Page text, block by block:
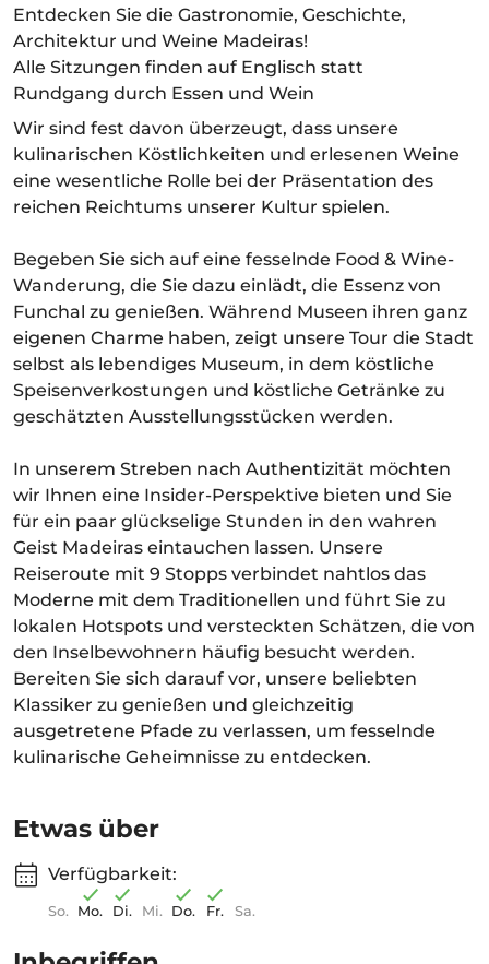
Entdecken Sie die Gastronomie, Geschichte,
Architektur und Weine Madeiras!
Alle Sitzungen finden auf Englisch statt
Rundgang durch Essen und Wein
Wir sind fest davon überzeugt, dass unsere
kulinarischen Köstlichkeiten und erlesenen Weine
eine wesentliche Rolle bei der Präsentation des
reichen Reichtums unserer Kultur spielen.
Begeben Sie sich auf eine fesselnde Food & Wine-
Wanderung, die Sie dazu einlädt, die Essenz von
Funchal zu genießen. Während Museen ihren ganz
eigenen Charme haben, zeigt unsere Tour die Stadt
selbst als lebendiges Museum, in dem köstliche
Speisenverkostungen und köstliche Getränke zu
geschätzten Ausstellungsstücken werden.
In unserem Streben nach Authentizität möchten
wir Ihnen eine Insider-Perspektive bieten und Sie
für ein paar glückselige Stunden in den wahren
Geist Madeiras eintauchen lassen. Unsere
Reiseroute mit 9 Stopps verbindet nahtlos das
Moderne mit dem Traditionellen und führt Sie zu
lokalen Hotspots und versteckten Schätzen, die von
den Inselbewohnern häufig besucht werden.
Bereiten Sie sich darauf vor, unsere beliebten
Klassiker zu genießen und gleichzeitig
ausgetretene Pfade zu verlassen, um fesselnde
kulinarische Geheimnisse zu entdecken.
Etwas über
Verfügbarkeit:
So. Mo. Di. Mi. Do. Fr. Sa.